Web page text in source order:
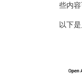
些内
以下